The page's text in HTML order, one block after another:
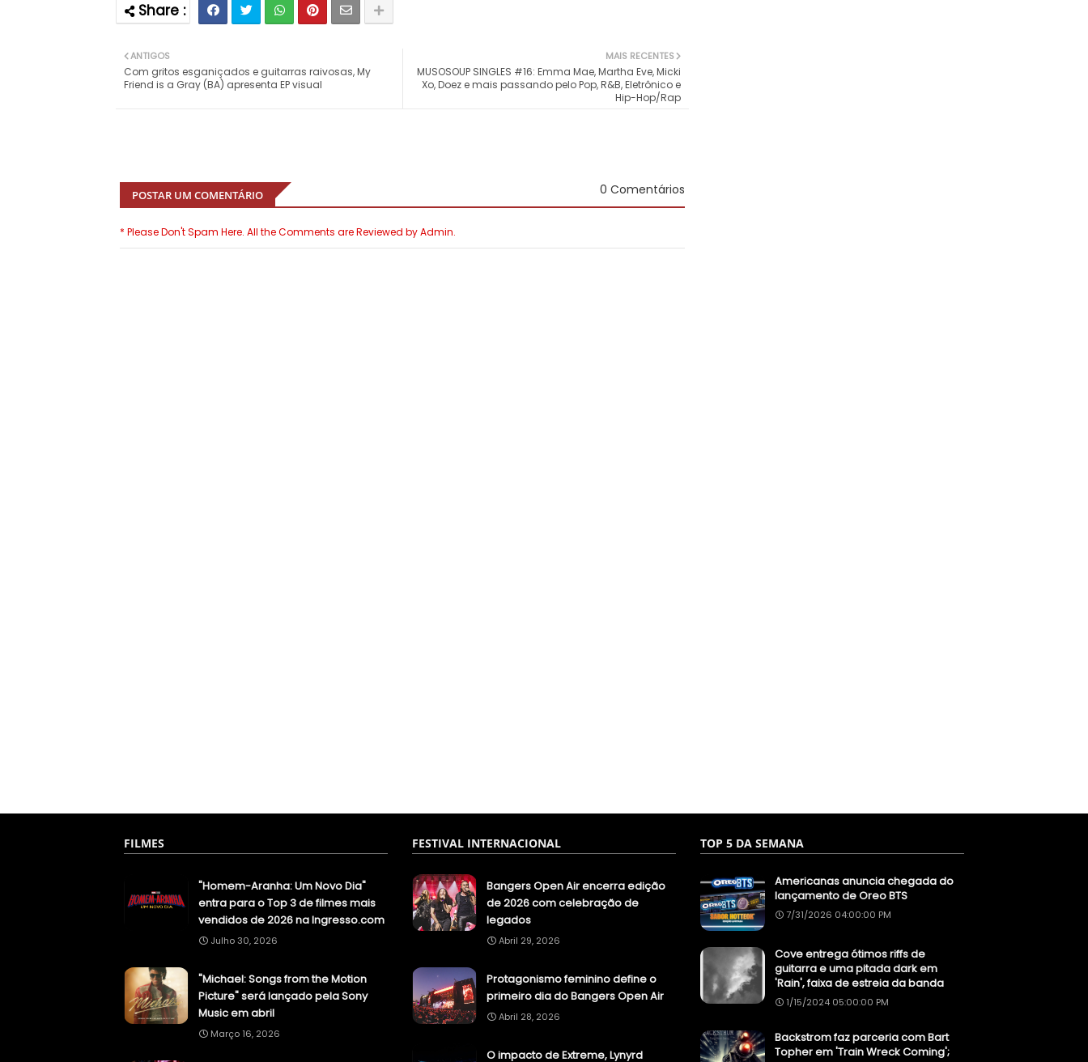
MAIS RECENTES
MUSOSOUP SINGLES #16: Emma Mae, Martha Eve, Micki
Xo, Doez e mais passando pelo Pop, R&B, Eletrônico e
Hip-Hop/Rap
ANTIGOS
Com gritos esganiçados e guitarras raivosas, My
Friend is a Gray (BA) apresenta EP visual
POSTAR UM COMENTÁRIO 0 Comentários
* Please Don't Spam Here. All the Comments are Reviewed by Admin.
FILMES
"Homem-Aranha: Um Novo Dia"
entra para o Top 3 de filmes mais
vendidos de 2026 na Ingresso.com
Julho 30, 2026
"Michael: Songs from the Motion
Picture" será lançado pela Sony
Music em abril
Março 16, 2026
FESTIVAL INTERNACIONAL
Bangers Open Air encerra edição
de 2026 com celebração de
legados
Abril 29, 2026
Protagonismo feminino define o
primeiro dia do Bangers Open Air
Abril 28, 2026
O impacto de Extreme, Lynyrd
TOP 5 DA SEMANA
Americanas anuncia chegada do
lançamento de Oreo BTS
7/31/2026 04:00:00 PM
Cove entrega ótimos riffs de
guitarra e uma pitada dark em
'Rain', faixa de estreia da banda
1/15/2024 05:00:00 PM
Backstrom faz parceria com Bart
Topher em 'Train Wreck Coming';